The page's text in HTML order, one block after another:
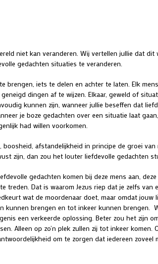
niet kan veranderen. Wij vertellen jullie dat dit
gedachten situaties te veranderen.
brengen, iets te delen en achter te laten. Elk
dingen af te wijzen. Elkaar, geweld of
kunnen zijn, wanneer jullie beseffen dat
je boze gedachten over een situatie laat
had willen voorkomen.
boosheid, afstandelijkheid in principe de groei van
zijn, dan zou het louter liefdevolle gedachten
gedachten komen bij deze mens aan,
treden. Dat is waarom Jezus riep dat je zelfs van
wat de moordenaar doet, maar omdat jouw
kunnen brengen en tot inkeer kunnen brengen.
een verkeerde oplossing. Beter zou het zijn
Alleen op zo’n plek zullen zij tot inkeer komen.
om te zorgen dat iedereen zoveel